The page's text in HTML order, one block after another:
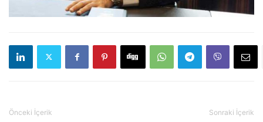
Önceki İçerik Sonraki İçerik